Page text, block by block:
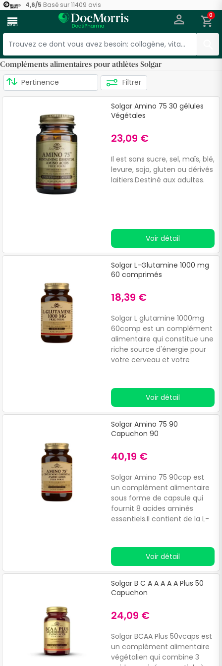
4,6/5 Basé sur11409 avis
menu 0
Compléments alimentaires pour athlètes Solgar
Filtrer
Solgar Amino 75 30 gélules
Végétales
23,09 €
Il est sans sucre, sel, maïs, blé,
levure, soja, gluten ou dérivés
laitiers.Destiné aux adultes.
Voir détail
Solgar L-Glutamine 1000 mg
60 comprimés
18,39 €
Solgar L glutamine 1000mg
60comp est un complément
alimentaire qui constitue une
riche source d'énergie pour
votre cerveau et votre
cerveau, plus d'énergie pour
vos performances physiques
et mentales, ainsi qu'un
sentiment de force et de
santé à tout moment.
Voir détail
Solgar Amino 75 90
Capuchon 90
40,19 €
Solgar Amino 75 90cap est
un complément alimentaire
sous forme de capsule qui
fournit 8 acides aminés
essentiels.Il contient de la L-
méthionine, L-histidine, L-
isoleucine et L-thréonine.Les
acides aminés essentiels
sont ceux que le corps ne
peut pas produire
être obtenus par le biais de
l'alimentation et/ou d'une
supplémentation.Formule
végétalienne.
Voir détail
Solgar B C A A A A A Plus 50
Capuchon
24,09 €
Solgar BCAA Plus 50vcaps est
un complément alimentaire
végétalien qui combine 3